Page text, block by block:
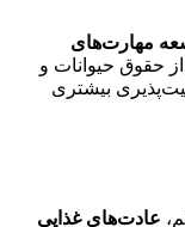
مهارت‌های
حقوق حیوانات و
بیشتری
عادت‌های غذایی